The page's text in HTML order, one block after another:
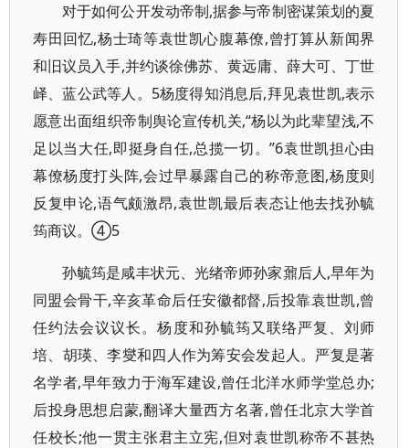
对于如何公开发动帝制,据参与帝制密谋策划的夏
寿田回忆,杨士琦等袁世凯心腹幕僚,曾打算从新闻界
和旧议员入手,并约谈徐佛苏、黄远庸、薛大可、丁世
峄、蓝公武等人。5杨度得知消息后,拜见袁世凯,表示
愿意出面组织帝制舆论宣传机关,“杨以为此辈望浅,不
足以当大任,即挺身自任,总揽一切。”6袁世凯担心由
幕僚杨度打头阵,会过早暴露自己的称帝意图,杨度则
反复申论,语气颇激昂,袁世凯最后表态让他去找孙毓
筠商议。④5
孙毓筠是咸丰状元、光绪帝师孙家鼐后人,早年为
同盟会骨干,辛亥革命后任安徽都督,后投靠袁世凯,曾
任约法会议议长。杨度和孙毓筠又联络严复、刘师
培、胡瑛、李燮和四人作为筹安会发起人。严复是著
名学者,早年致力于海军建设,曾任北洋水师学堂总办;
后投身思想启蒙,翻译大量西方名著,曾任北京大学首
任校长;他一贯主张君主立宪,但对袁世凯称帝不甚热